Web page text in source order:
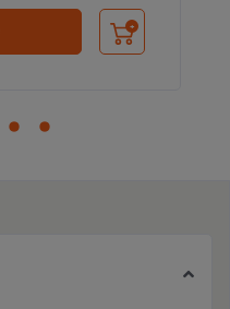
Ajouter au panier